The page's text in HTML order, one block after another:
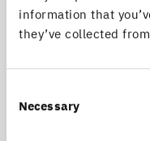
information that
they’ve collected
Selection
Necessary